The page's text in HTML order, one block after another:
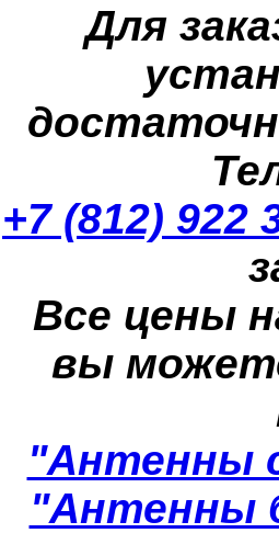
Для
+7 (812) 922
Все цены
вы
"Антенны
"Антенны